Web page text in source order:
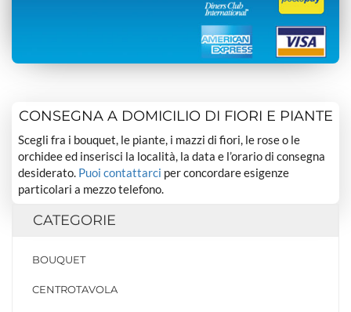
CONSEGNA A DOMICILIO DI FIORI E PIANTE
Scegli fra i bouquet, le piante, i mazzi di fiori, le rose o le
orchidee ed inserisci la località, la data e l’orario di consegna
desiderato. Puoi contattarci per concordare esigenze
particolari a mezzo telefono.
CATEGORIE
BOUQUET
CENTROTAVOLA